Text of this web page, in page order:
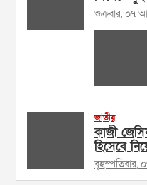
শুক্রবার, ০৭
জাতীয়
কাজী
হিসেবে